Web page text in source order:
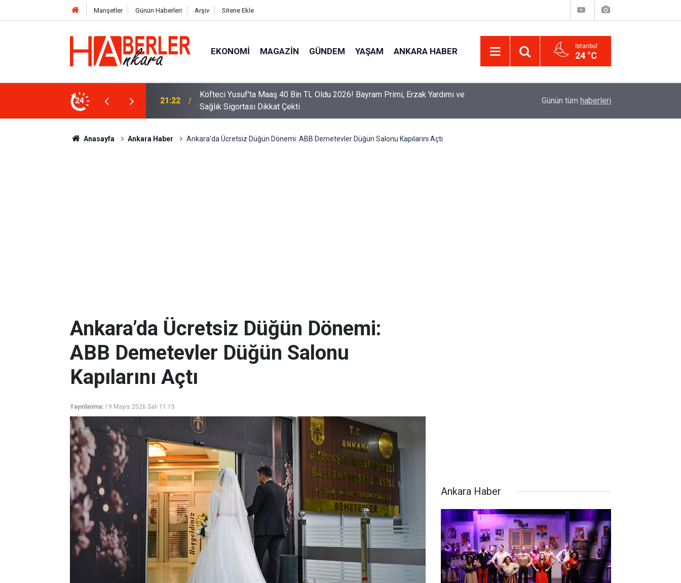
Manşetler Günün Haberleri Arşiv Sitene Ekle
EKONOMI MAGAZIN GÜNDEM YAŞAM ANKARA HABER İstanbul
24 °C
24
2026! Bayram Primi, Erzak Yardımı ve
12:33 Sürücüler Dikkat! Yeni Dönemde 3 İhlal Ehliyet İptaline Neden Olacak
Uzadı, Ödeme Kuralları Değişti
Günün tüm haberleri
Anasayfa Ankara Haber Ankara’da Ücretsiz Düğün Dönemi: ABB Demetevler Düğün Salonu Kapılarını Açtı
Ankara’da Ücretsiz Düğün Dönemi:
ABB Demetevler Düğün Salonu
Kapılarını Açtı
Yayınlanma: 19 Mayıs 2026 Salı 11:15
Ankara Haber